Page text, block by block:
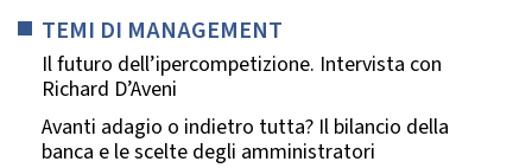
TEMI DI MANAGEMENT
Il futuro dell’ipercompetizione. Intervista con
Richard D’Aveni
Avanti adagio o indietro tutta? Il bilancio della
banca e le scelte degli amministratori